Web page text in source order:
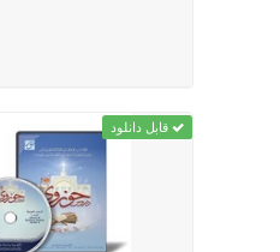
قابل دانلود